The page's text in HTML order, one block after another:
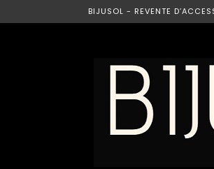
BIJUSOL - REVENTE